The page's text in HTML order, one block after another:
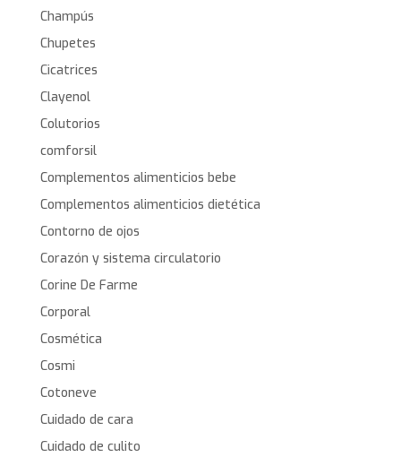
Champús
Chupetes
Cicatrices
Clayenol
Colutorios
comforsil
Complementos alimenticios bebe
Complementos alimenticios dietética
Contorno de ojos
Corazón y sistema circulatorio
Corine De Farme
Corporal
Cosmética
Cosmi
Cotoneve
Cuidado de cara
Cuidado de culito